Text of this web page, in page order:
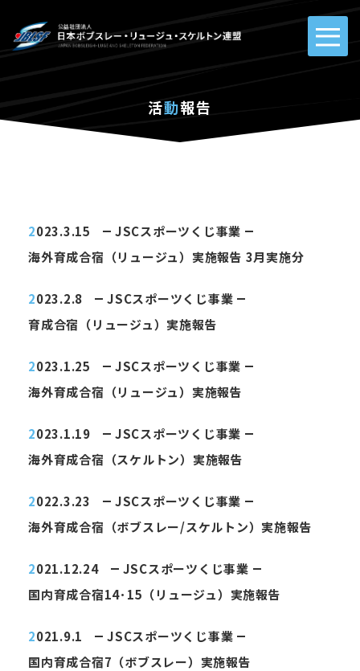
活動報告
2023.3.15
JSCスポーツくじ事業
海外育成合宿（リュージュ）実施報告 3月実施分
2023.2.8
JSCスポーツくじ事業
育成合宿（リュージュ）実施報告
2023.1.25
JSCスポーツくじ事業
海外育成合宿（リュージュ）実施報告
2023.1.19
JSCスポーツくじ事業
海外育成合宿（スケルトン）実施報告
2022.3.23
JSCスポーツくじ事業
海外育成合宿（ボブスレー/スケルトン）実施報告
2021.12.24
JSCスポーツくじ事業
国内育成合宿14･15（リュージュ）実施報告
2021.9.1
JSCスポーツくじ事業
国内育成合宿7（ボブスレー）実施報告